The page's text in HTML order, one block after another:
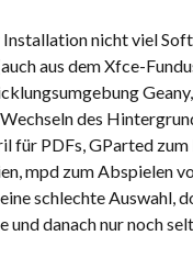
Installation nicht viel
aus dem Xfce-
des
PDFs, GParted
mpd zum Abspielen
schlechte Auswahl,
danach nur noch